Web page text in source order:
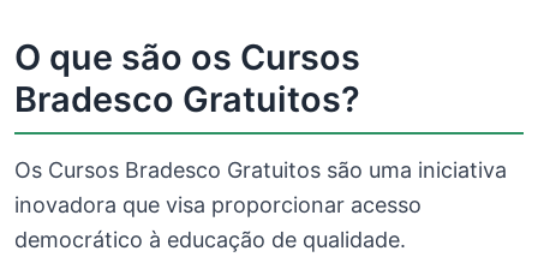
O que são os Cursos
Bradesco Gratuitos?
Os Cursos Bradesco Gratuitos são uma iniciativa
inovadora que visa proporcionar acesso
democrático à educação de qualidade.